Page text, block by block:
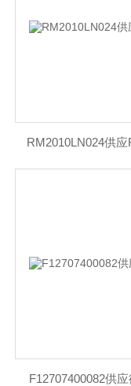
RM2010LN024供
F12707400082供